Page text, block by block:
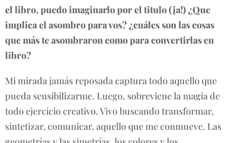
el libro, puedo imaginarlo por el titulo (ja!) ¿Que
implica el asombro para vos? ¿cuáles son las cosas
que más te asombraron como para convertirlas en
libro?
Mi mirada jamás reposada captura todo aquello que
pueda sensibilizarme. Luego, sobreviene la magia de
todo ejercicio creativo. Vivo buscando transformar,
sintetizar, comunicar, aquello que me conmueve. Las